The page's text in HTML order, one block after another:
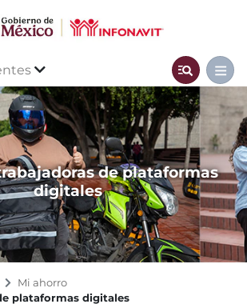
de plataformas
digitales
Mi ahorro
plataformas digitales